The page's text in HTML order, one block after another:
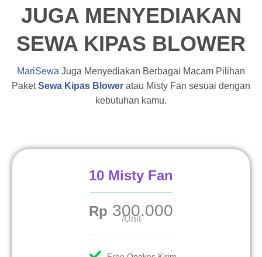
JUGA MENYEDIAKAN
SEWA KIPAS BLOWER
MariSewa Juga Menyediakan Berbagai Macam Pilihan
PaketSewa Kipas Blower atau Misty Fan sesuai dengan
kebutuhan kamu.
10 Misty Fan
Rp 300.000
/Unit